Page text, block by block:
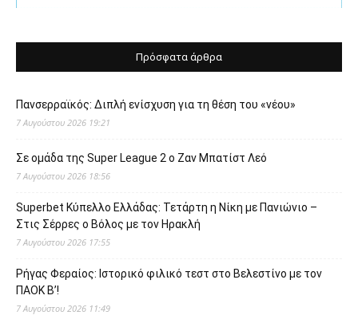
Πρόσφατα άρθρα
Πανσερραϊκός: Διπλή ενίσχυση για τη θέση του «νέου»
7 Αυγούστου 2026 19:21
Σε ομάδα της Super League 2 o Ζαν Μπατίστ Λεό
7 Αυγούστου 2026 18:56
Superbet Κύπελλο Ελλάδας: Τετάρτη η Νίκη με Πανιώνιο –
Στις Σέρρες ο Βόλος με τον Ηρακλή
7 Αυγούστου 2026 17:55
Ρήγας Φεραίος: Ιστορικό φιλικό τεστ στο Βελεστίνο με τον
ΠΑΟΚ Β’!
7 Αυγούστου 2026 11:49